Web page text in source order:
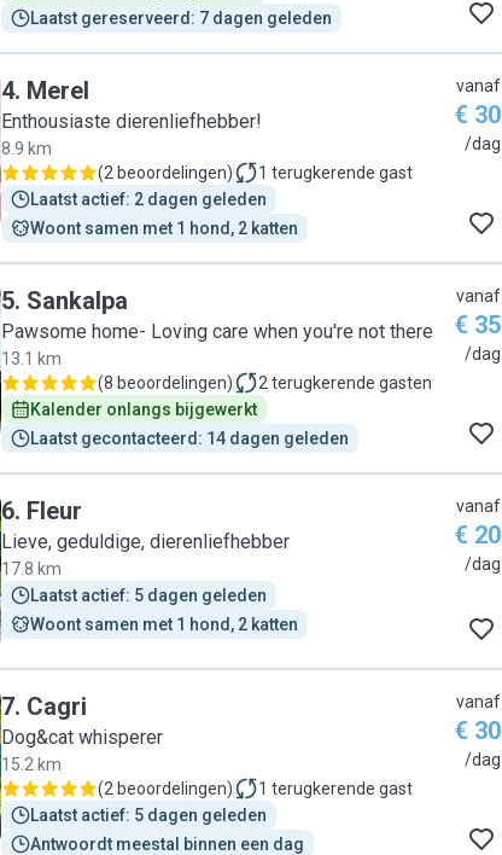
Laatst gereserveerd: 7 dagen geleden
4. Merel
Enthousiaste dierenliefhebber!
8.9 km
(2 beoordelingen) 1 terugkerende gast
Laatst actief: 2 dagen geleden
Woont samen met 1 hond, 2 katten
vanaf
€ 30
/dag
5. Sankalpa
Pawsome home- Loving care when you're not there
13.1 km
(8 beoordelingen) 2 terugkerende gasten
Kalender onlangs bijgewerkt
Laatst gecontacteerd: 14 dagen geleden
vanaf
€ 35
/dag
6. Fleur
Lieve, geduldige, dierenliefhebber
17.8 km
Laatst actief: 5 dagen geleden
Woont samen met 1 hond, 2 katten
vanaf
€ 20
/dag
7. Cagri
Dog&cat whisperer
15.2 km
(2 beoordelingen) 1 terugkerende gast
Laatst actief: 5 dagen geleden
Antwoordt meestal binnen een dag
vanaf
€ 30
/dag